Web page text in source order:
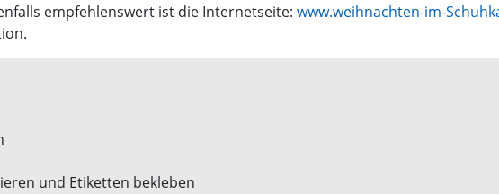
empfehlenswert ist die Internetseite: www.weihnachten-im-
und Etiketten bekleben